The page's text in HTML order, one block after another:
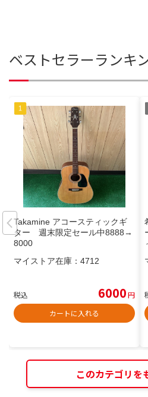
ベストセラーランキ
Takamine アコースティックギ
ター 週末限定セール中8888→
8000
マイストア在庫： 4712
税込 6000円
カートに入れる
このカテゴリを